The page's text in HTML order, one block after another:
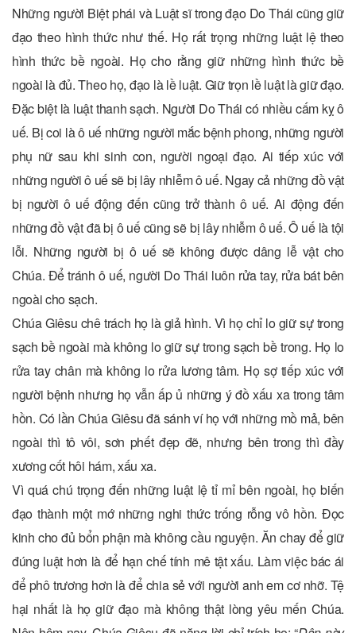
Những người Biệt phái và Luật sĩ trong đạo Do Thái cũng giữ
đạo theo hình thức như thế. Họ rất trọng những luật lệ theo
hình thức bề ngoài. Họ cho rằng giữ những hình thức bề
ngoài là đủ. Theo họ, đạo là lề luật. Giữ trọn lề luật là giữ đạo.
Đặc biệt là luật thanh sạch. Người Do Thái có nhiều cấm kỵ ô
uế. Bị coi là ô uế những người mắc bệnh phong, những người
phụ nữ sau khi sinh con, người ngoại đạo. Ai tiếp xúc với
những người ô uế sẽ bị lây nhiễm ô uế. Ngay cả những đồ vật
bị người ô uế động đến cũng trở thành ô uế. Ai động đến
những đồ vật đã bị ô uế cũng sẽ bị lây nhiễm ô uế. Ô uế là tội
lỗi. Những người bị ô uế sẽ không được dâng lễ vật cho
Chúa. Để tránh ô uế, người Do Thái luôn rửa tay, rửa bát bên
ngoài cho sạch.
Chúa Giêsu chê trách họ là giả hình. Vì họ chỉ lo giữ sự trong
sạch bề ngoài mà không lo giữ sự trong sạch bề trong. Họ lo
rửa tay chân mà không lo rửa lương tâm. Họ sợ tiếp xúc với
người bệnh nhưng họ vẫn ấp ủ những ý đồ xấu xa trong tâm
hồn. Có lần Chúa Giêsu đã sánh ví họ với những mồ mả, bên
ngoài thì tô vôi, sơn phết đẹp đẽ, nhưng bên trong thì đầy
xương cốt hôi hám, xấu xa.
Vì quá chú trọng đến những luật lệ tỉ mỉ bên ngoài, họ biến
đạo thành một mớ những nghi thức trống rỗng vô hồn. Đọc
kinh cho đủ bổn phận mà không cầu nguyện. Ăn chay để giữ
đúng luật hơn là để hạn chế tính mê tật xấu. Làm việc bác ái
để phô trương hơn là để chia sẻ với người anh em cơ nhỡ. Tệ
hại nhất là họ giữ đạo mà không thật lòng yêu mến Chúa.